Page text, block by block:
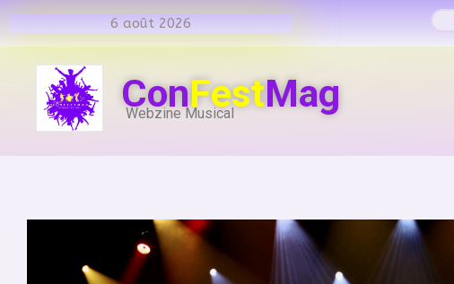
6 août 2026
ConFestMag
Webzine Musical